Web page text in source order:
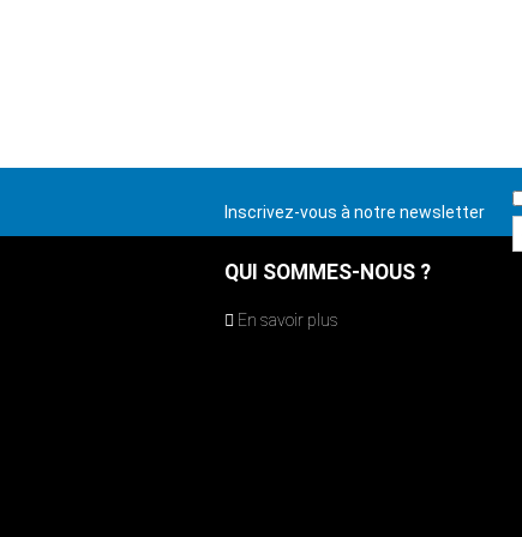
Inscrivez-vous à notre newsletter
QUI SOMMES-NOUS ?
En savoir plus